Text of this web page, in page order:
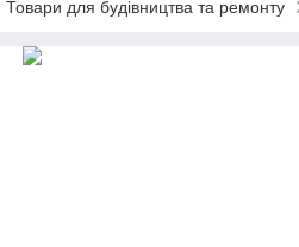
Товари для будівництва та ремонту